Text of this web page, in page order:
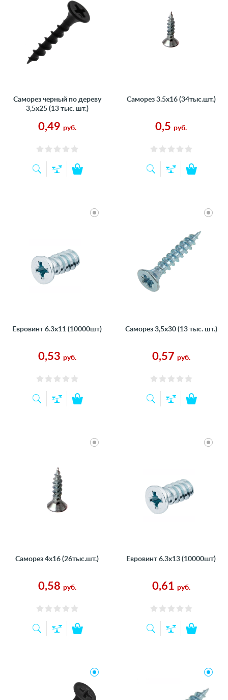
Саморез черный по дереву
3,5х25 (13 тыс. шт.)
0,49 руб.
Саморез 3.5х16 (34тыс.шт.)
0,5 руб.
Евровинт 6.3х11 (10000шт)
0,53 руб.
Саморез 3,5х30 (13 тыс. шт.)
0,57 руб.
Саморез 4х16 (26тыс.шт.)
0,58 руб.
Евровинт 6.3х13 (10000шт)
0,61 руб.